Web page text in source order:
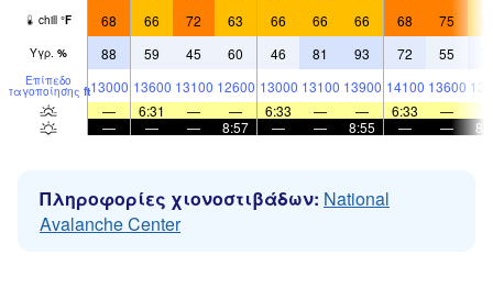
chill °F 68 66 72 63 66 66 66 68 75
Υγρ. % 88 59 45 60 46 81 93 72 55
Επίπεδο
παγοποίησης ft13000 13600 13100 12600 13000 13100 13900 14100 13600
—
6:31 — — 6:33 — — 6:33 —
—
— — 8:57 — — 8:55 — —
Πληροφορίες χιονοστιβάδων: National
Avalanche Center